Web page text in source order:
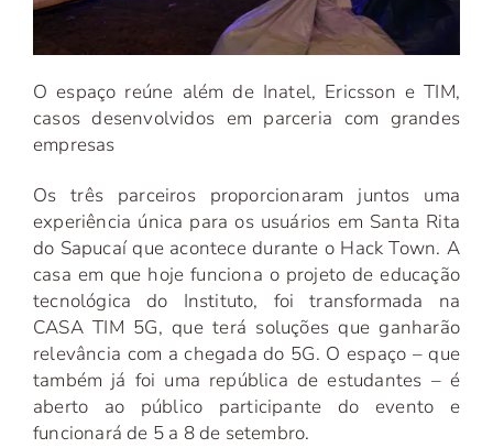
O espaço reúne além de Inatel, Ericsson e TIM,
casos desenvolvidos em parceria com grandes
empresas
Os três parceiros proporcionaram juntos uma
experiência única para os usuários em Santa Rita
do Sapucaí que acontece durante o Hack Town. A
casa em que hoje funciona o projeto de educação
tecnológica do Instituto, foi transformada na
CASA TIM 5G, que terá soluções que ganharão
relevância com a chegada do 5G. O espaço – que
também já foi uma república de estudantes – é
aberto ao público participante do evento e
funcionará de 5 a 8 de setembro.